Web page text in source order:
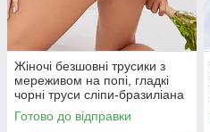
Жіночі безшовні трусики з
мереживом на попі, гладкі
чорні труси сліпи-бразиліана
Готово до відправки